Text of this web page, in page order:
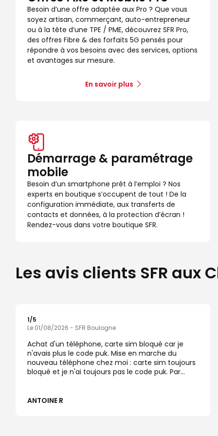
Voir la boutique
10 Boutique SFR Paris Commerce
56 rue du Commerce
Note de 4.4 sur 5
127 avis
Besoin d’une offre adaptée aux Pro ? Que vous
soyez artisan, commerçant, auto-entrepreneur
ou à la tête d’une TPE / PME, découvrez SFR Pro,
des offres Fibre & des forfaits 5G pensés pour
répondre à vos besoins avec des services, options
et avantages sur mesure.
En savoir plus
Démarrage & paramétrage
mobile
Besoin d’un smartphone prêt à l’emploi ? Nos
experts en boutique s’occupent de tout ! De la
configuration immédiate, aux transferts de
contacts et données, à la protection d’écran !
Rendez-vous dans votre boutique SFR.
Les avis clients SFR aux
1/5
Le 01/08/2026 - SFR Boulogne
Achat d'un téléphone, carte sim bloqué car je
n'avais plus le code puk. Mise en marche du
nouveau téléphone chez moi : carte sim toujours
bloqué et je n'ai toujours pas le code puk. Par
chargeur vendu n'est pas compatible avec le
ANTOINE R